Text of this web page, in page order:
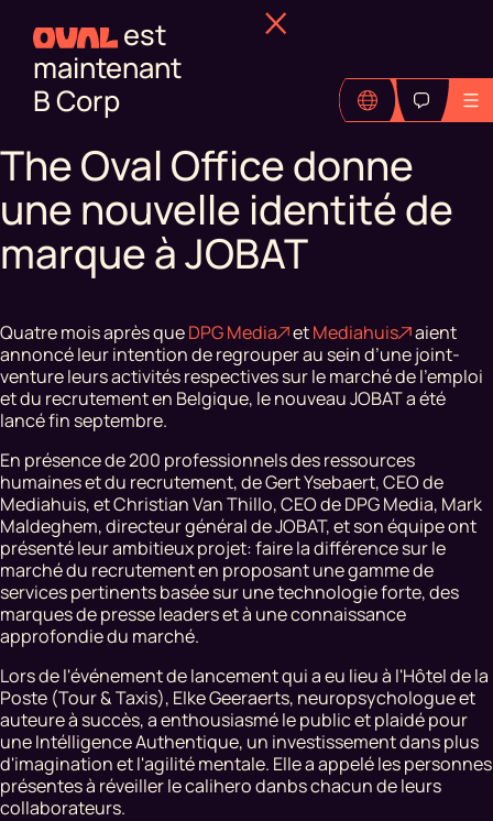
est
maintenant
B Corp
The Oval Office donne
une nouvelle identité de
marque à JOBAT
Quatre mois après queDPG Media etMediahuis aient
annoncé leur intention de regrouper au sein d’une joint-
venture leurs activités respectives sur le marché de l’emploi
et du recrutement en Belgique, le nouveau JOBAT a été
lancé fin septembre.
En présence de 200 professionnels des ressources
humaines et du recrutement, de Gert Ysebaert, CEO de
Mediahuis, et Christian Van Thillo, CEO de DPG Media, Mark
Maldeghem, directeur général de JOBAT, et son équipe ont
présenté leur ambitieux projet: faire la différence sur le
marché du recrutement en proposant une gamme de
services pertinents basée sur une technologie forte, des
marques de presse leaders et à une connaissance
approfondie du marché.
Lors de l'événement de lancement qui a eu lieu à l'Hôtel de la
Poste (Tour & Taxis), Elke Geeraerts, neuropsychologue et
auteure à succès, a enthousiasmé le public et plaidé pour
uneIntélligence Authentique, un investissement dans plus
d'imagination et l'agilité mentale. Elle a appelé les personnes
présentes à réveiller le calihero danbs chacun de leurs
collaborateurs.